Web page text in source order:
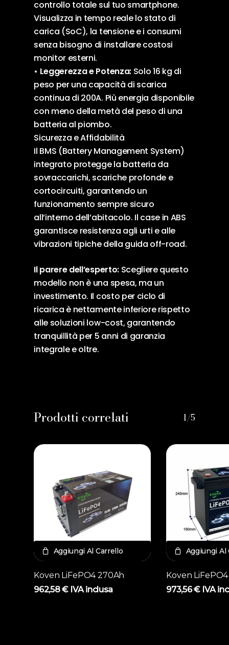
controllo totale sul tuo smartphone.
Visualizza in tempo reale lo stato di
carica (SoC), la tensione e i consumi
senza bisogno di installare costosi
monitor esterni.
• Leggerezza e Potenza:Solo 16 kg di
peso per una capacità di scarica
continua di 200A. Più energia disponibile
con meno della metà del peso di una
batteria al piombo.
Sicurezza e Affidabilità
Il BMS (Battery Management System)
integrato protegge la batteria da
sovraccarichi, scariche profonde e
cortocircuiti, garantendo un
funzionamento sempre sicuro
all’interno dell’abitacolo. Il case in ABS
garantisce resistenza agli urti e alle
vibrazioni tipiche della guida off-road.
Il parere dell’esperto:Scegliere questo
modello non è una spesa, ma un
investimento. Il costo per ciclo di
ricarica è nettamente inferiore rispetto
alle soluzioni low-cost, garantendo
tranquillità per 5 anni di garanzia
integrale e oltre.
Prodotti correlati 1/5
Aggiungi Al Carrello
Koven LiFePO4 270Ah
962,58€ IVA inclusa
Aggiungi Al
Koven
973,56€ IVA